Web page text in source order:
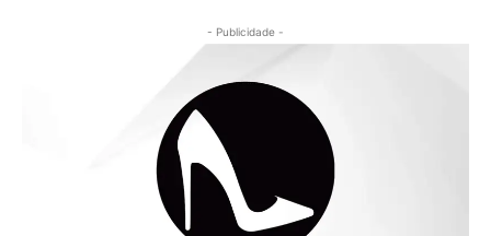
- Publicidade -